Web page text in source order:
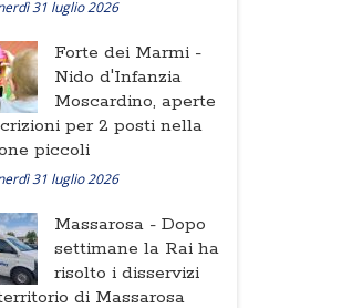
31 luglio 2026
Forte dei Marmi -
Nido d'Infanzia
Moscardino, aperte
per 2 posti nella
piccoli
31 luglio 2026
Massarosa - Dopo
settimane la Rai ha
risolto i disservizi
di Massarosa